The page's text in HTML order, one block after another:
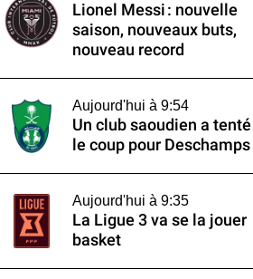
Lionel Messi : nouvelle
saison, nouveaux buts,
nouveau record
Aujourd'hui à 9:54
Un club saoudien a tenté
le coup pour Deschamps
Aujourd'hui à 9:35
La Ligue 3 va se la jouer
basket